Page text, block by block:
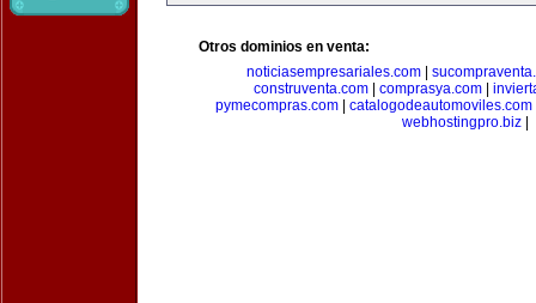
Otros dominios en venta:
noticiasempresariales.com|
construventa.com| comprasya.com|
pymecompras.com| catalogodeautomoviles.com
webhostingpro.biz